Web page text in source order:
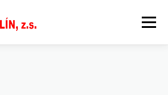
Menu